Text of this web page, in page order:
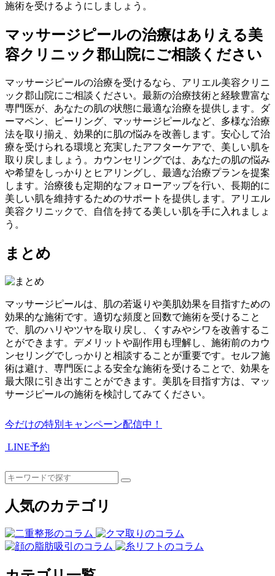
施術を受けるようにしましょう。
マッサージピールの治療はありえる美
容クリニック郡山院にご相談ください
マッサージピールの治療を受けるなら、アリエル美容クリニ
ック郡山院にご相談ください。最新の治療技術と経験豊富な
専門医が、あなたの肌の状態に最適な治療を提供します。ダ
ーマペン、ピーリング、マッサージピールなど、多様な治療
法を取り揃え、効果的に肌の悩みを改善します。安心して治
療を受けられる環境と充実したアフターケアで、美しい肌を
取り戻しましょう。カウンセリングでは、あなたの肌の悩み
や希望をしっかりとヒアリングし、最適な治療プランを提案
します。治療後も定期的なフォローアップを行い、長期的に
美しい肌を維持するためのサポートを提供します。アリエル
美容クリニックで、自信を持てる美しい肌を手に入れましょ
う。
まとめ
マッサージピールは、肌の若返りや美肌効果を目指すための
効果的な施術です。適切な頻度と回数で施術を受けること
で、肌のハリやツヤを取り戻し、くすみやシワを改善するこ
とができます。デメリットや副作用も理解し、施術前のカウ
ンセリングでしっかりと相談することが重要です。セルフ施
術は避け、専門医による安全な施術を受けることで、効果を
最大限に引き出すことができます。美肌を目指す方は、マッ
サージピールの施術を検討してみてください。
今だけの特別キャンペーン配信中！
LINE予約
人気のカテゴリ